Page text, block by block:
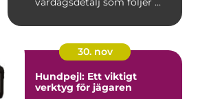
30. nov
Hundpejl: Ett viktigt
verktyg för jägaren